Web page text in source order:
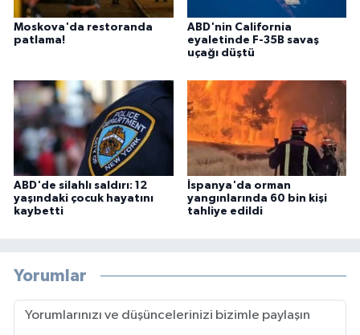
Moskova'da restoranda
patlama!
ABD'nin California
eyaletinde F-35B savaş
uçağı düştü
ABD'de silahlı saldırı: 12
yaşındaki çocuk hayatını
kaybetti
İspanya'da orman
yangınlarında 60 bin kişi
tahliye edildi
Yorumlar